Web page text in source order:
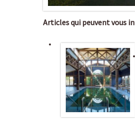
Articles qui peuvent vous